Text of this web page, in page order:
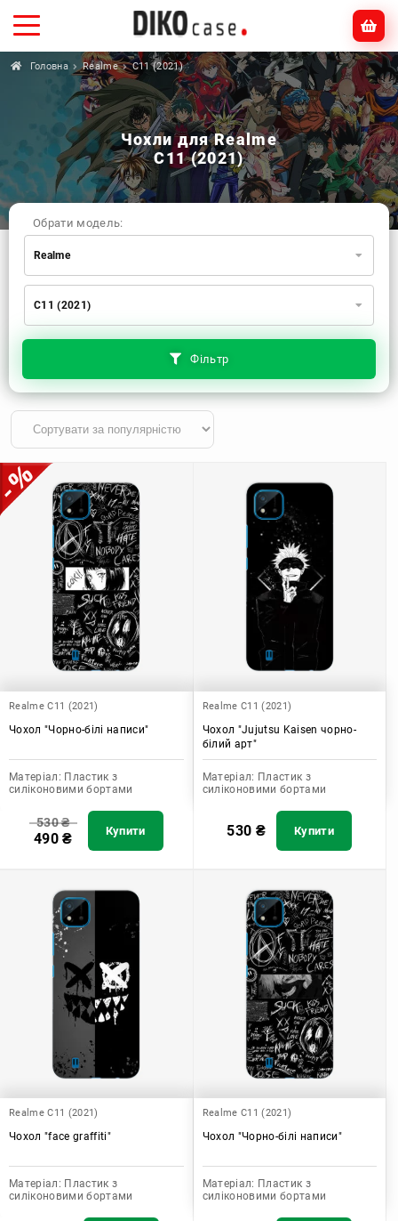
Головна Realme C11 (2021)
Чохли для Realme
C11 (2021)
Фільтр
Обрати модель:
Realme
Xiaomi
Apple
Huawei
Realme
TECNO
ZTE
OnePlus
Motorola
C11 (2021)
Realme C11 (2021)
Чохол "Чорно-білі написи"
Матеріал: Пластик з
силіконовими бортами
530₴
490₴ Купити
Realme C11 (2021)
Чохол "Jujutsu Kaisen чорно-
білий арт"
Матеріал: Пластик з
силіконовими бортами
530 ₴ Купити
Realme C11 (2021)
Чохол "face graffiti"
Матеріал: Пластик з
силіконовими бортами
Realme C11 (2021)
Чохол "Чорно-білі написи"
Матеріал: Пластик з
силіконовими бортами